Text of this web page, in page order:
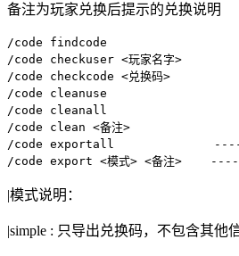
备注为玩家兑换后提示的兑换说明
/code findcode
/code checkuser <玩家名字>
/code checkcode <兑换码>
/code cleanuse
/code cleanall
/code clean <备注>
/code exportall              ----
/code export <模式> <备注>    ----
|模式说明：
|simple : 只导出兑换码，不包含其他